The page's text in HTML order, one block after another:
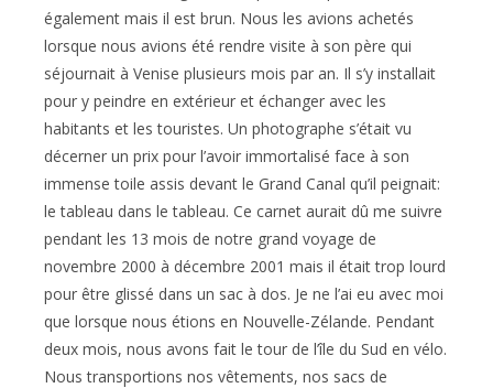
également mais il est brun. Nous les avions achetés
lorsque nous avions été rendre visite à son père qui
séjournait à Venise plusieurs mois par an. Il s’y installait
pour y peindre en extérieur et échanger avec les
habitants et les touristes. Un photographe s’était vu
décerner un prix pour l’avoir immortalisé face à son
immense toile assis devant le Grand Canal qu’il peignait:
le tableau dans le tableau. Ce carnet aurait dû me suivre
pendant les 13 mois de notre grand voyage de
novembre 2000 à décembre 2001 mais il était trop lourd
pour être glissé dans un sac à dos. Je ne l’ai eu avec moi
que lorsque nous étions en Nouvelle-Zélande. Pendant
deux mois, nous avons fait le tour de l’île du Sud en vélo.
Nous transportions nos vêtements, nos sacs de